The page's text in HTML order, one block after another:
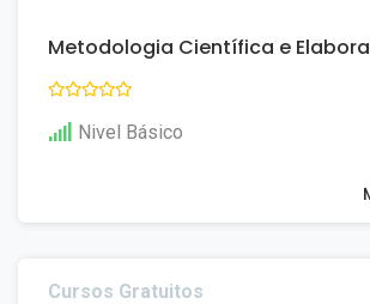
Metodologia Científica e
Nivel Básico
Cursos Gratuitos